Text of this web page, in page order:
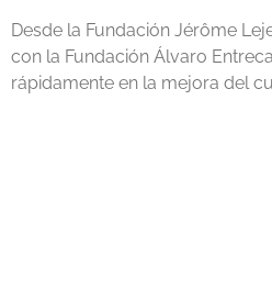
Desde la Fundación Jérôme
con la Fundación Álvaro
rápidamente en la mejora del